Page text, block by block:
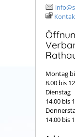
Montag
8.00 bis
14.00 bis
14.00 bis